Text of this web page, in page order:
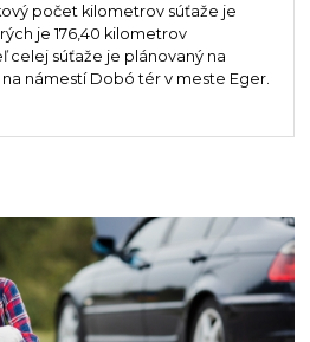
počet kilometrov súťaže je
je 176,40 kilometrov
celej súťaže je plánovaný na
na námestí Dobó tér v meste Eger.